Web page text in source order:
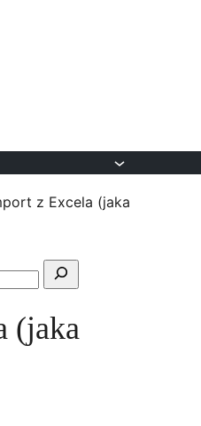
z Excela (jaka
Przeszukaj
(jaka